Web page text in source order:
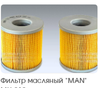
Фильтр масляный "MAN"